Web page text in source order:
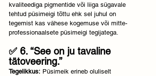
kvaliteediga pigmentide või liiga sügavale
tehtud püsimeigi tõttu ehk sel juhul on
tegemist kas vähese kogemuse või mitte-
professionaalsete püsimeigi tegijatega.
✅ 6. “See on ju tavaline
tätoveering.”
Tegelikkus: Püsimeik erineb oluliselt